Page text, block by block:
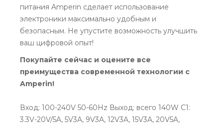
питания Amperin сделает использование
электроники максимально удобным и
безопасным. Не упустите возможность улучшить
ваш цифровой опыт!
Покупайте сейчас и оцените все
преимущества современной технологии с
Amperin!
Вход: 100-240V 50-60Hz Выход: всего 140W C1:
3.3V-20V/5A, 5V3A, 9V3A, 12V3A, 15V3A, 20V5A,